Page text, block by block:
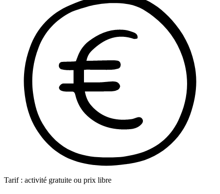
Tarif : activité gratuite ou prix libre